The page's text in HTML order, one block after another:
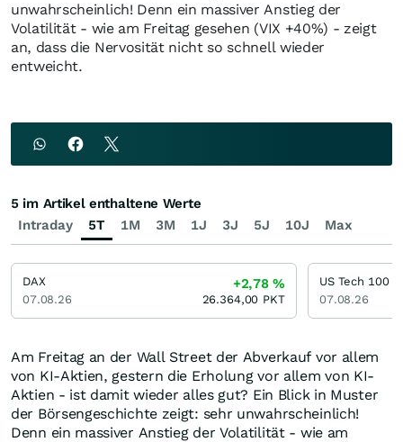
unwahrscheinlich! Denn ein massiver Anstieg der
Volatilität - wie am Freitag gesehen (VIX +40%) - zeigt
an, dass die Nervosität nicht so schnell wieder
entweicht.
Am Freitag an der Wall Street der Abverkauf vor allem
von KI-Aktien, gestern die Erholung vor allem von KI-
Aktien - ist damit wieder alles gut? Ein Blick in Muster
der Börsengeschichte zeigt: sehr unwahrscheinlich!
Denn ein massiver Anstieg der Volatilität - wie am
Intraday 5T 1M 3M 1J 3J 5J 10J Max
5 im Artikel enthaltene Werte
DAX
07.08.26
+2,78%
26.364,00 PKT
US Tech 100
07.08.26